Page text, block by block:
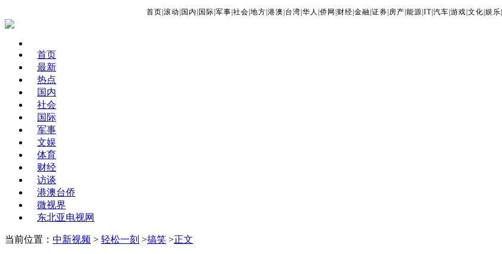
首页 滚动 国内 国际 军事 社会 地方 港澳 台湾 华人 侨网 财经 金融 证券 房产 能源 IT| 汽车 游戏 文化 娱乐
首页
最新
热点
国内
社会
国际
军事
文娱
体育
财经
访谈
港澳台侨
微视界
东北亚电视网
当前位置： 中新视频 > 轻松一刻 >搞笑 >正文